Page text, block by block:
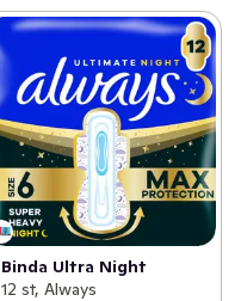
Binda Ultra Night
12 st, Always